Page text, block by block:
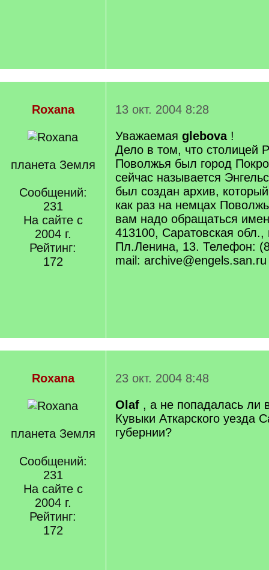
Roxana
планета Земля
Сообщений:
231
На сайте с
2004 г.
Рейтинг:
172
13 окт. 2004 8:28
Уважаемая glebova!
Дело в том, что столицей
Поволжья был город
сейчас называется
был создан архив,
как раз на немцах
вам надо обращаться
413100, Саратовская обл.,
Пл.Ленина, 13. Телефон:
mail: archive@engels.san.ru
Roxana
планета Земля
Сообщений:
231
На сайте с
2004 г.
Рейтинг:
172
23 окт. 2004 8:48
Olaf , а не попадалась ли
Кувыки Аткарского уезда
губернии?